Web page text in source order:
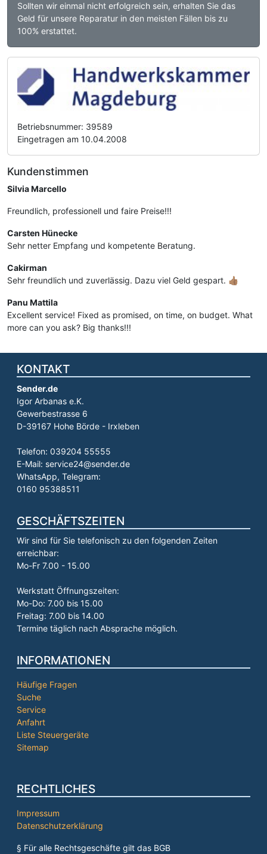
Sollten wir einmal nicht erfolgreich sein, erhalten Sie das
Geld für unsere Reparatur in den meisten Fällen bis zu
100% erstattet.
Betriebsnummer: 39589
Eingetragen am 10.04.2008
Kundenstimmen
Silvia Marcello
Freundlich, professionell und faire Preise!!!
Carsten Hünecke
Sehr netter Empfang und kompetente Beratung.
Cakirman
Sehr freundlich und zuverlässig. Dazu viel Geld gespart. 👍🏽
Panu Mattila
Excellent service! Fixed as promised, on time, on budget. What
more can you ask? Big thanks!!!
KONTAKT
Sender.de
Igor Arbanas e.K.
Gewerbestrasse 6
D-39167 Hohe Börde - Irxleben
Telefon: 039204 55555
E-Mail: service24@sender.de
WhatsApp, Telegram:
0160 95388511
GESCHÄFTSZEITEN
Wir sind für Sie telefonisch zu den folgenden Zeiten
erreichbar:
Mo-Fr 7.00 - 15.00
Werkstatt Öffnungszeiten:
Mo-Do: 7.00 bis 15.00
Freitag: 7.00 bis 14.00
Termine täglich nach Absprache möglich.
INFORMATIONEN
Häufige Fragen
Suche
Service
Anfahrt
Liste Steuergeräte
Sitemap
RECHTLICHES
Impressum
Datenschutzerklärung
§ Für alle Rechtsgeschäfte gilt das BGB